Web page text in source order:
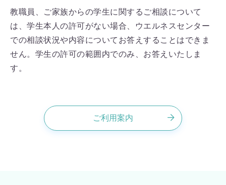
教職員、ご家族からの学生に関するご相談について
は、学生本人の許可がない場合、ウエルネスセンター
での相談状況や内容についてお答えすることはできま
せん。学生の許可の範囲内でのみ、お答えいたしま
す。
ご利用案内